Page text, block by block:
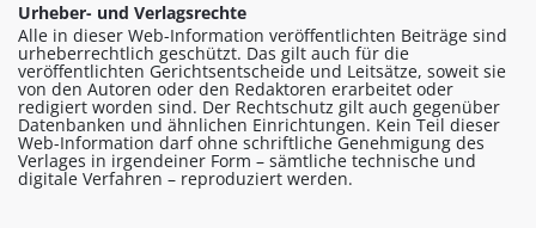
Urheber- und Verlagsrechte
Alle in dieser Web-Information veröffentlichten Beiträge sind
urheberrechtlich geschützt. Das gilt auch für die
veröffentlichten Gerichtsentscheide und Leitsätze, soweit sie
von den Autoren oder den Redaktoren erarbeitet oder
redigiert worden sind. Der Rechtschutz gilt auch gegenüber
Datenbanken und ähnlichen Einrichtungen. Kein Teil dieser
Web-Information darf ohne schriftliche Genehmigung des
Verlages in irgendeiner Form – sämtliche technische und
digitale Verfahren – reproduziert werden.